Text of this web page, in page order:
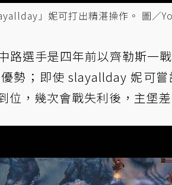
」妮可打出精湛操作。 圖／
路選手是四年前以齊勒斯一
勢；即使 slayallday 妮可
位，幾次會戰失利後，主堡